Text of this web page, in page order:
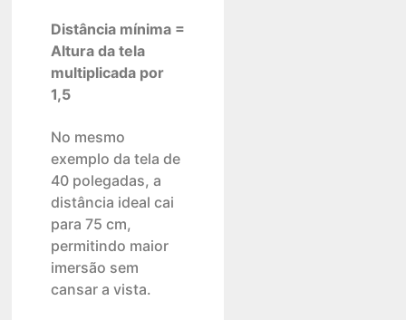
Distância mínima =
Altura da tela
multiplicada por
1,5
No mesmo
exemplo da tela de
40 polegadas, a
distância ideal cai
para 75 cm,
permitindo maior
imersão sem
cansar a vista.